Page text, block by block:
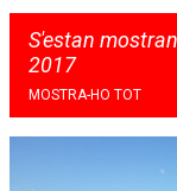
S'estan
2017
MOSTRA-HO TOT